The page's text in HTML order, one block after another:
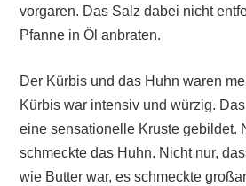
vorgaren. Das Salz dabei nicht
Pfanne in Öl anbraten.
Der Kürbis und das Huhn waren
Kürbis war intensiv und würzig.
eine sensationelle Kruste gebildet.
schmeckte das Huhn. Nicht nur,
wie Butter war, es schmeckte